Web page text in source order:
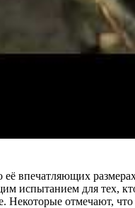
впечатляющих
испытанием для тех,
отмечают, что